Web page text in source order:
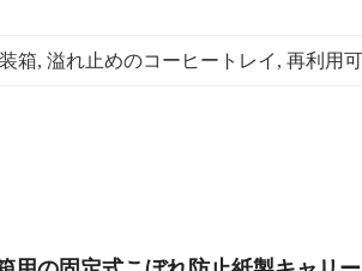
箱, 溢れ止めのコーヒートレイ , 再利用